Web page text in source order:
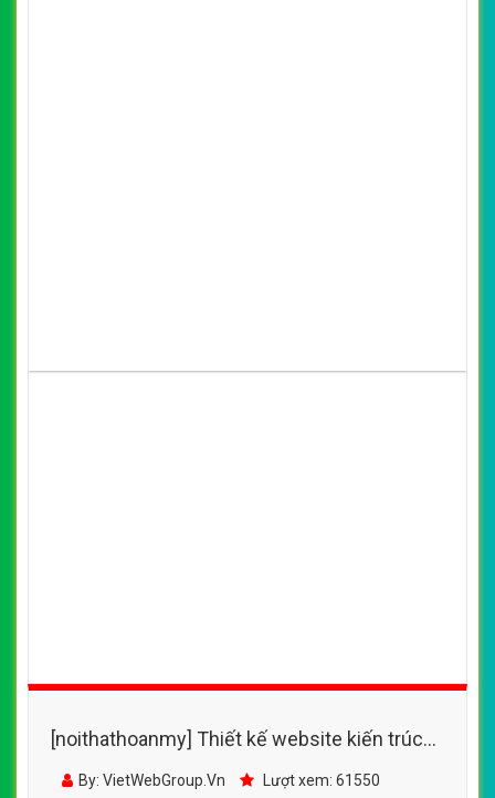
[noithathoanmy] Thiết kế website kiến trúc
nội thất N8 đẹp, chuyên nghiệp chuẩn SEO
By: VietWebGroup.Vn Lượt xem: 61550